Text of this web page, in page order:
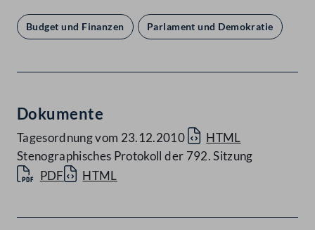
Budget und Finanzen Parlament und Demokratie
Dokumente
Tagesordnung vom 23.12.2010
HTML
Stenographisches Protokoll der 792. Sitzung
PDF
HTML